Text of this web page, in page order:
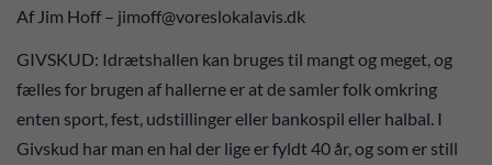
Af Jim Hoff – jimoff@voreslokalavis.dk
GIVSKUD: Idrætshallen kan bruges til mangt og meget, og
fælles for brugen af hallerne er at de samler folk omkring
enten sport, fest, udstillinger eller bankospil eller halbal. I
Givskud har man en hal der lige er fyldt 40 år, og som er still